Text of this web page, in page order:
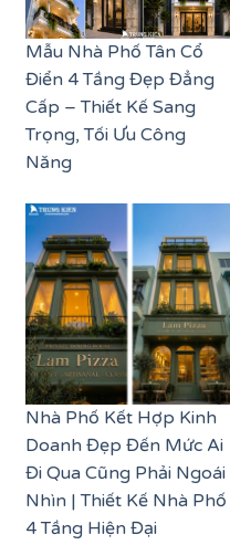
Mẫu Nhà Phố Tân Cổ
Điển 4 Tầng Đẹp Đẳng
Cấp – Thiết Kế Sang
Trọng, Tối Ưu Công
Năng
Nhà Phố Kết Hợp Kinh
Doanh Đẹp Đến Mức Ai
Đi Qua Cũng Phải Ngoái
Nhìn | Thiết Kế Nhà Phố
4 Tầng Hiện Đại